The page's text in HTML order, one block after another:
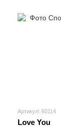
Артикул: 60114
Love You